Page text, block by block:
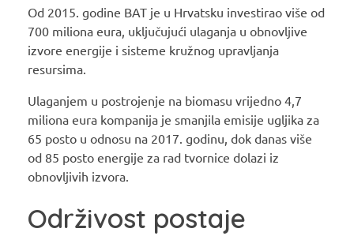
Od 2015. godine BAT je u Hrvatsku investirao više od
700 miliona eura, uključujući ulaganja u obnovljive
izvore energije i sisteme kružnog upravljanja
resursima.
Ulaganjem u postrojenje na biomasu vrijedno 4,7
miliona eura kompanija je smanjila emisije ugljika za
65 posto u odnosu na 2017. godinu, dok danas više
od 85 posto energije za rad tvornice dolazi iz
obnovljivih izvora.
Održivost postaje